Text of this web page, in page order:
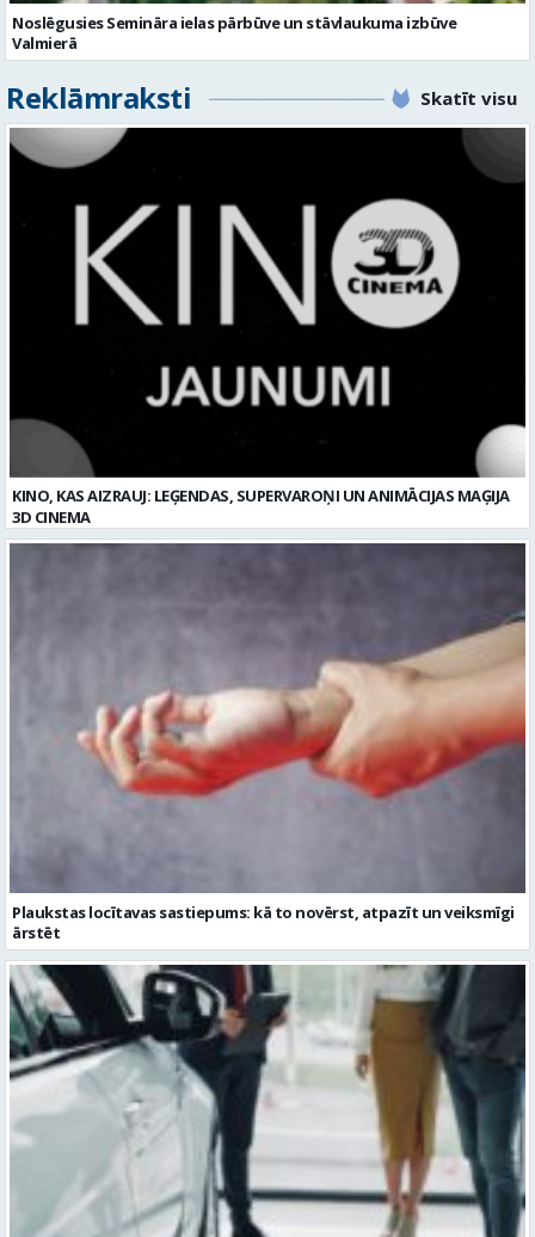
Plaukstas locītavas sastiepums: kā to novērst, atpazīt un veiksmīgi
Kāpēc divus trīs gadus veci mazlietoti auto ar garantiju ir laba izvēle